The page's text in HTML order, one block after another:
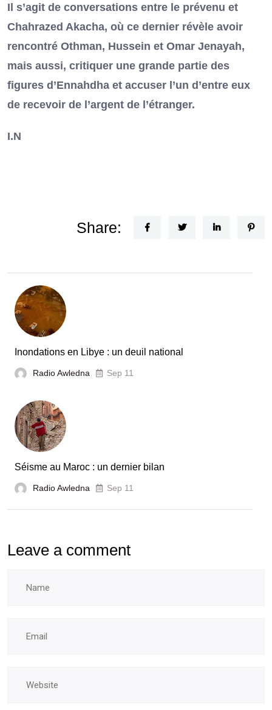
Il s’agit de conversations entre le prévenu et
Chahrazed Akacha, où ce dernier révèle avoir
rencontré Othman, Hussein et Omar Jenayah,
mais aussi, critiquer une grande partie des
figures d’Ennahdha et accuser l’un d’entre eux
de recevoir de l’argent de l’étranger.
I.N
Share:
Inondations en Libye : un deuil national
Radio Awledna Sep 11
Séisme au Maroc : un dernier bilan
Radio Awledna Sep 11
Leave a comment